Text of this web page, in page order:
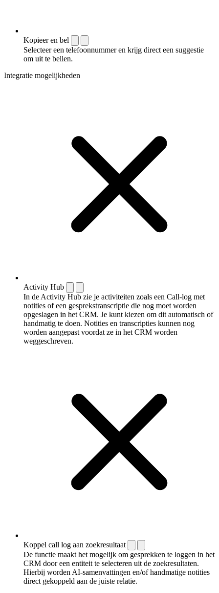
Kopieer en bel
Selecteer een telefoonnummer en krijg direct een suggestie
om uit te bellen.
Integratie mogelijkheden
Activity Hub
In de Activity Hub zie je activiteiten zoals een Call-log met
notities of een gespreks­transcriptie die nog moet worden
opgeslagen in het CRM. Je kunt kiezen om dit automatisch of
handmatig te doen. Notities en transcripties kunnen nog
worden aangepast voordat ze in het CRM worden
weggeschreven.
Koppel call log aan zoekresultaat
De functie maakt het mogelijk om gesprekken te loggen in het
CRM door een entiteit te selecteren uit de zoekresultaten.
Hierbij worden AI-samenvattingen en/of handmatige notities
direct gekoppeld aan de juiste relatie.